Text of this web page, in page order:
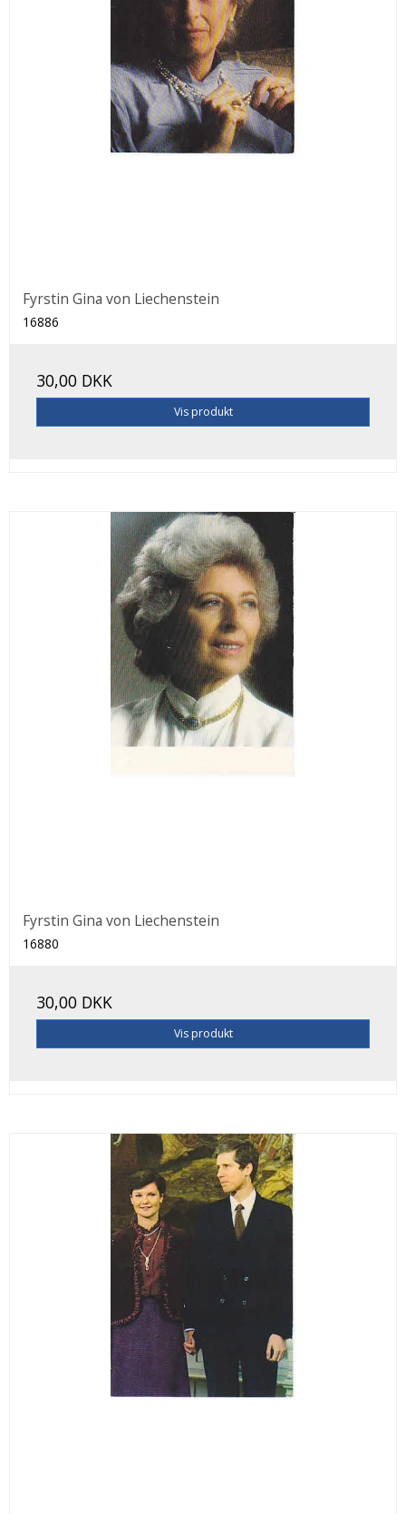
Fyrstin Gina von Liechenstein
16886
30,00 DKK
Vis produkt
Fyrstin Gina von Liechenstein
16880
30,00 DKK
Vis produkt